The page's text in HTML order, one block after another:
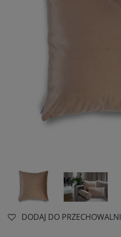
DODAJ DO PRZECHOWALNI